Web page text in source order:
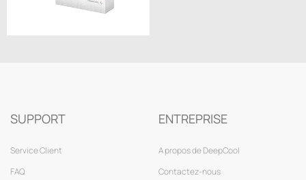
SUPPORT
Service Client
FAQ
ENTREPRISE
A propos de DeepCool
Contactez-nous